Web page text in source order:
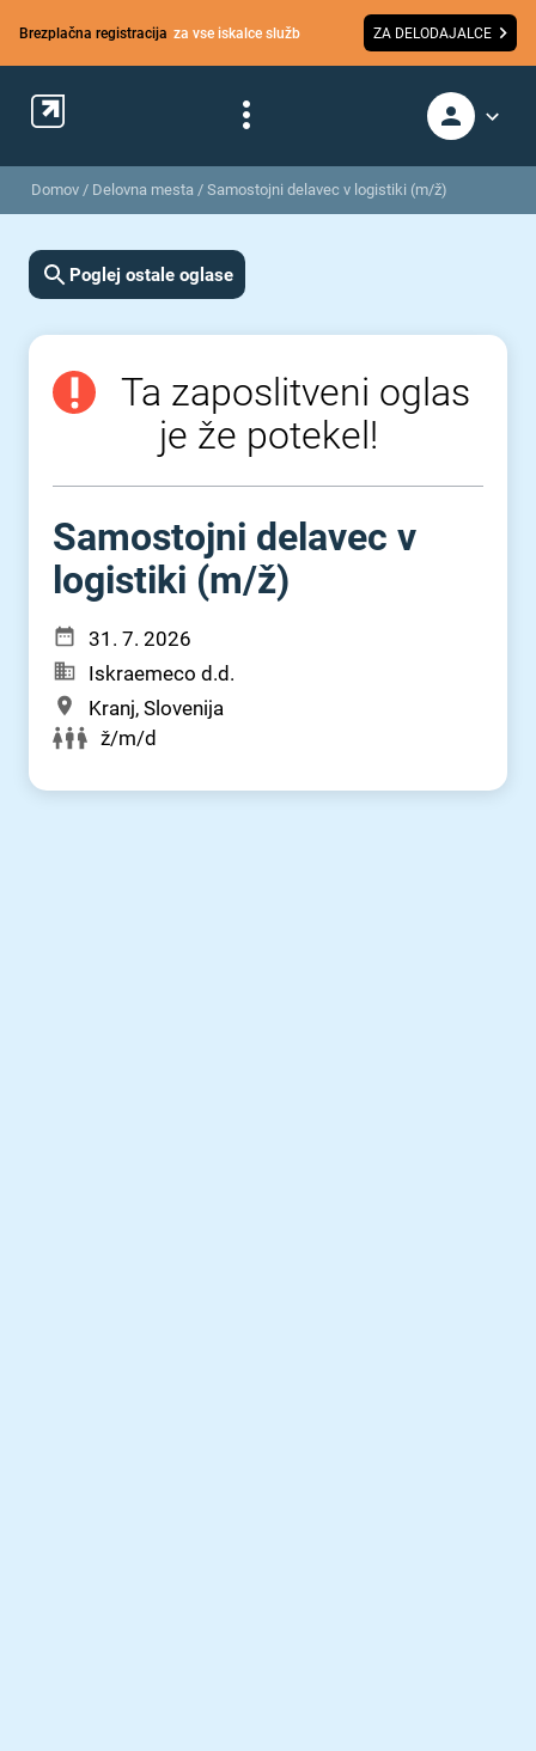
Brezplačna registracija za vse iskalce služb ZA DELODAJALCE
Domov / Delovna mesta / Samostojni delavec v logistiki (m/ž)
Poglej ostale oglase
Ta zaposlitveni oglas
je že potekel!
Samostojni delavec v
logistiki (m⁠/⁠ž)
31. 7. 2026
Iskraemeco d.d.
Kranj, Slovenija
ž/m/d